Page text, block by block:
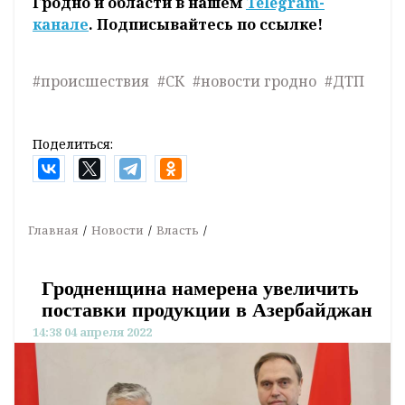
канале. Подписывайтесь по ссылке!
#происшествия #СК #новости гродно #ДТП
Поделиться:
Главная Новости Власть
Гродненщина намерена увеличить
поставки продукции в Азербайджан
14:38 04 апреля 2022